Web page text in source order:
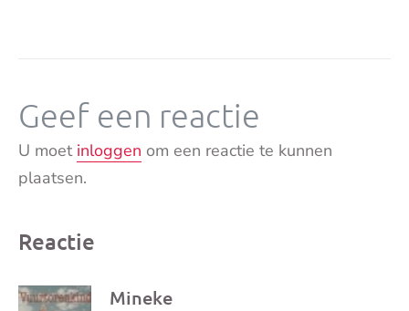
Geef een reactie
U moet inloggen om een reactie te kunnen
plaatsen.
Reactie
Mineke